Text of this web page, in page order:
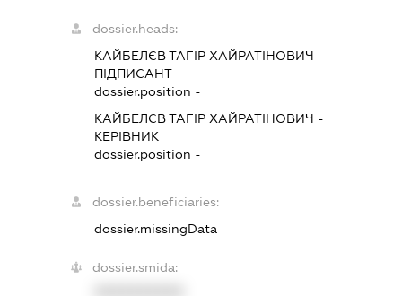
dossier.heads:
КАЙБЕЛЄВ ТАГІР ХАЙРАТІНОВИЧ -
ПІДПИСАНТ
dossier.position -
КАЙБЕЛЄВ ТАГІР ХАЙРАТІНОВИЧ -
КЕРІВНИК
dossier.position -
dossier.beneficiaries:
dossier.missingData
dossier.smida: